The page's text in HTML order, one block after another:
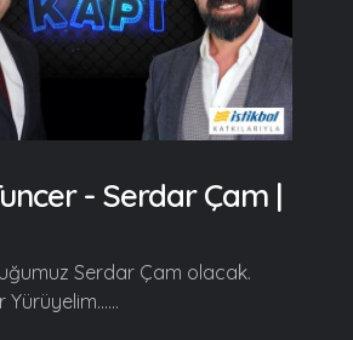
- Serdar Çam |
Serdar Çam olacak.